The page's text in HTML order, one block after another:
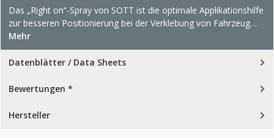
Das „Right on“-Spray von SOTT ist die optimale Applikationshilfe
zur besseren Positionierung bei der Verklebung von Fahrzeug…
Mehr
Datenblätter / Data Sheets
Bewertungen *
Hersteller